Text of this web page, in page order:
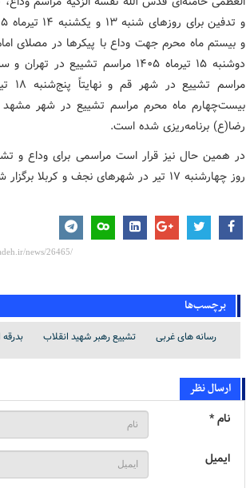
و بیستم ماه محرم جهت وداع با پیکرها در مصلای
بیست‌چهارم ماه محرم مراسم تشییع در شهر مشهد
رضا(ع) برنامه‌ریزی شده است.
در همین حال نیز قرار است مراسمی برای وداع و
روز چهارشنبه ۱۷ تیر در شهرهای نجف و کربلا برگزار شود.
برچسب‌ها
رسانه های غربی تشییع رهبر شهید انقلاب بدرقه
ارسال نظر
نام *
ایمیل